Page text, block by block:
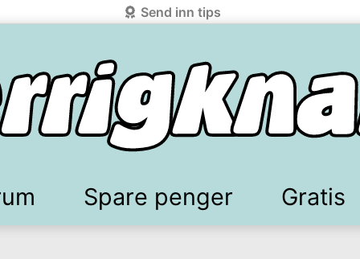
Send inn tips
Spare penger Gratis